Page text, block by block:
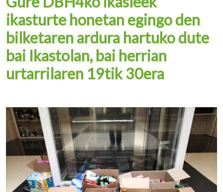
ikasturte honetan egingo den
bilketaren ardura hartuko dute
bai Ikastolan, bai herrian
urtarrilaren 19tik 30era